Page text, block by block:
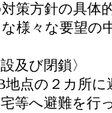
対策方針の具体
様々な要望の
及び閉鎖〉
点の２カ所に
等へ避難を行